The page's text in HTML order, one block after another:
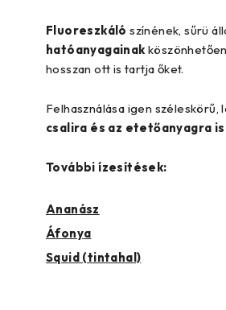
Fluoreszkáló színének, sűrü
hatóanyagainak
hosszan ott is tartja őket.
Felhasználása igen
csalira és az etetőanyagra
További ízesítések:
Ananász
Áfonya
Squid (tintahal)